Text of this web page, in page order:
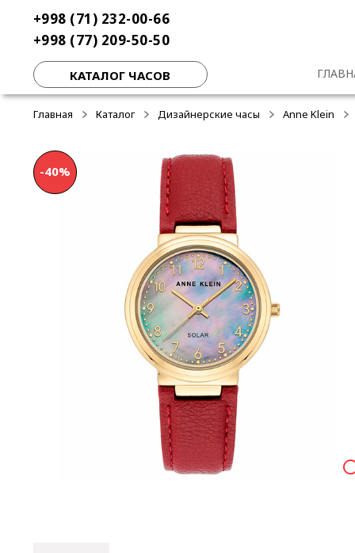
навигации
содержимому
+998 (71) 232-00-66
+998 (77) 209-50-50
КАТАЛОГ ЧАСОВ
Главная Каталог Дизайнерские часы Anne Klein
-40%
-50%
-50%
-50%